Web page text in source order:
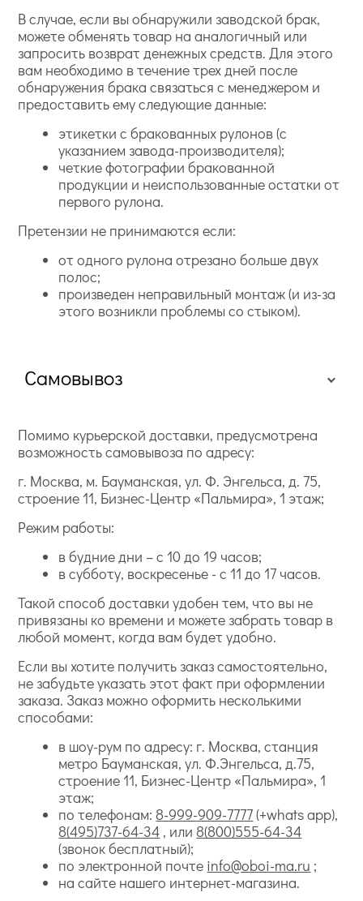
В случае, если вы обнаружили заводской брак,
можете обменять товар на аналогичный или
запросить возврат денежных средств. Для этого
вам необходимо в течение трех дней после
обнаружения брака связаться с менеджером и
предоставить ему следующие данные:
этикетки с бракованных рулонов (с
указанием завода-производителя);
четкие фотографии бракованной
продукции и неиспользованные остатки от
первого рулона.
Претензии не принимаются если:
от одного рулона отрезано больше двух
полос;
произведен неправильный монтаж (и из-за
этого возникли проблемы со стыком).
Самовывоз
Помимо курьерской доставки, предусмотрена
возможность самовывоза по адресу:
г. Москва, м. Бауманская, ул. Ф. Энгельса, д. 75,
строение 11, Бизнес-Центр «Пальмира», 1 этаж;
Режим работы:
в будние дни – с 10 до 19 часов;
в субботу, воскресенье - с 11 до 17 часов.
Такой способ доставки удобен тем, что вы не
привязаны ко времени и можете забрать товар в
любой момент, когда вам будет удобно.
Если вы хотите получить заказ самостоятельно,
не забудьте указать этот факт при оформлении
заказа. Заказ можно оформить несколькими
способами:
в шоу-рум по адресу: г. Москва, станция
метро Бауманская, ул. Ф.Энгельса, д.75,
строение 11, Бизнес-Центр «Пальмира», 1
этаж;
по телефонам: 8-999-909-7777(+whats app),
8(495)737-64-34 , или 8(800)555-64-34
(звонок бесплатный);
по электронной почте info@oboi-ma.ru ;
на сайте нашего интернет-магазина.